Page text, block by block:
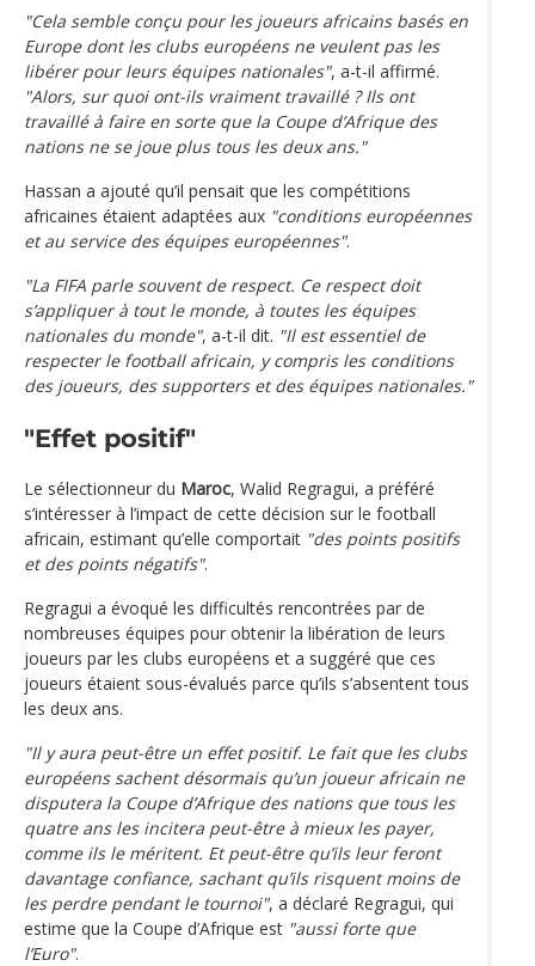
"Cela semble conçu pour les joueurs africains basés en
Europe dont les clubs européens ne veulent pas les
libérer pour leurs équipes nationales", a-t-il affirmé.
"Alors, sur quoi ont-ils vraiment travaillé ? Ils ont
travaillé à faire en sorte que la Coupe d’Afrique des
nations ne se joue plus tous les deux ans."
Hassan a ajouté qu’il pensait que les compétitions
africaines étaient adaptées aux "conditions européennes
et au service des équipes européennes".
"La FIFA parle souvent de respect. Ce respect doit
s’appliquer à tout le monde, à toutes les équipes
nationales du monde", a-t-il dit. "Il est essentiel de
respecter le football africain, y compris les conditions
des joueurs, des supporters et des équipes nationales."
"Effet positif"
Le sélectionneur du Maroc, Walid Regragui, a préféré
s’intéresser à l’impact de cette décision sur le football
africain, estimant qu’elle comportait "des points positifs
et des points négatifs".
Regragui a évoqué les difficultés rencontrées par de
nombreuses équipes pour obtenir la libération de leurs
joueurs par les clubs européens et a suggéré que ces
joueurs étaient sous-évalués parce qu’ils s’absentent tous
les deux ans.
"Il y aura peut-être un effet positif. Le fait que les clubs
européens sachent désormais qu’un joueur africain ne
disputera la Coupe d’Afrique des nations que tous les
quatre ans les incitera peut-être à mieux les payer,
comme ils le méritent. Et peut-être qu’ils leur feront
davantage confiance, sachant qu’ils risquent moins de
les perdre pendant le tournoi", a déclaré Regragui, qui
estime que la Coupe d’Afrique est "aussi forte que
l’Euro".